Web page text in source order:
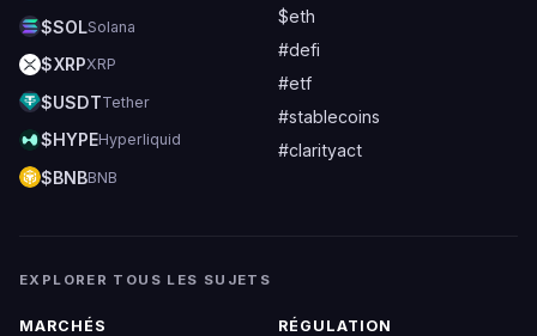
$SOLSolana
$XRPXRP
$USDTTether
$HYPEHyperliquid
$BNBBNB
$eth
#defi
#etf
#stablecoins
#clarityact
EXPLORER TOUS LES SUJETS
MARCHÉS RÉGULATION